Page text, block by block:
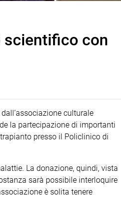
scientifico con
culturale
la partecipazione di importanti
presso il Policlinico di
La donazione, quindi, vista
sarà possibile interloquire
è solita tenere